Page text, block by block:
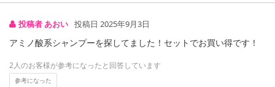
投稿者 あおい 投稿日 2025年9月3日
アミノ酸系シャンプーを探してました！セットでお買い得です！
2人のお客様が参考になったと回答しています
参考になった